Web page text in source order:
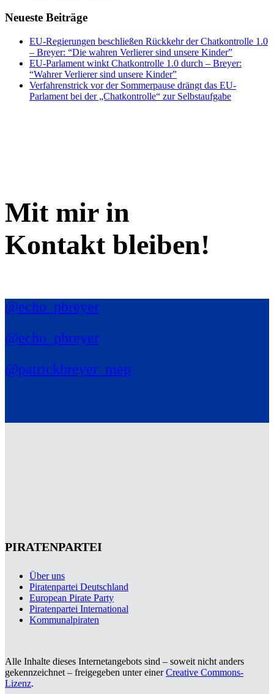
Neueste Beiträge
EU-Regierungen beschließen Rückkehr der Chatkontrolle 1.0
– Breyer: “Die wahren Verlierer sind unsere Kinder”
EU-Parlament winkt Chatkontrolle 1.0 durch – Breyer:
“Wahrer Verlierer sind unsere Kinder”
Verfahrenstrick vor der Sommerpause drängt das EU-
Parlament bei der „Chatkontrolle“ zur Selbstaufgabe
Mit mir in
Kontakt bleiben!
@echo_pbreyer
@echo_pbreyer
@patrickbreyer_mep
PIRATENPARTEI
Über uns
Piratenpartei Deutschland
European Pirate Party
Piratenpartei International
Kommunalpiraten
Alle Inhalte dieses Internetangebots sind – soweit nicht anders
gekennzeichnet – freigegeben unter einerCreative Commons-
Lizenz.